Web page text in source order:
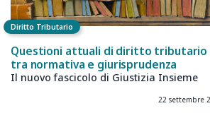
Diritto Tributario
Questioni attuali di diritto tributario
tra normativa e giurisprudenza
Il nuovo fascicolo di Giustizia Insieme
22 settembre